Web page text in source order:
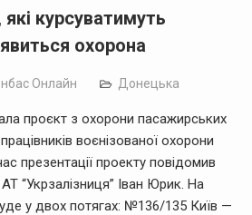
курсуватимуть
охорона
Онлайн Донецька
проєкт з охорони пасажирських
воєнізованої охорони
презентації проекту повідомив
“Укрзалізниця” Іван Юрик. На
у двох потягах: №136/135 Київ —